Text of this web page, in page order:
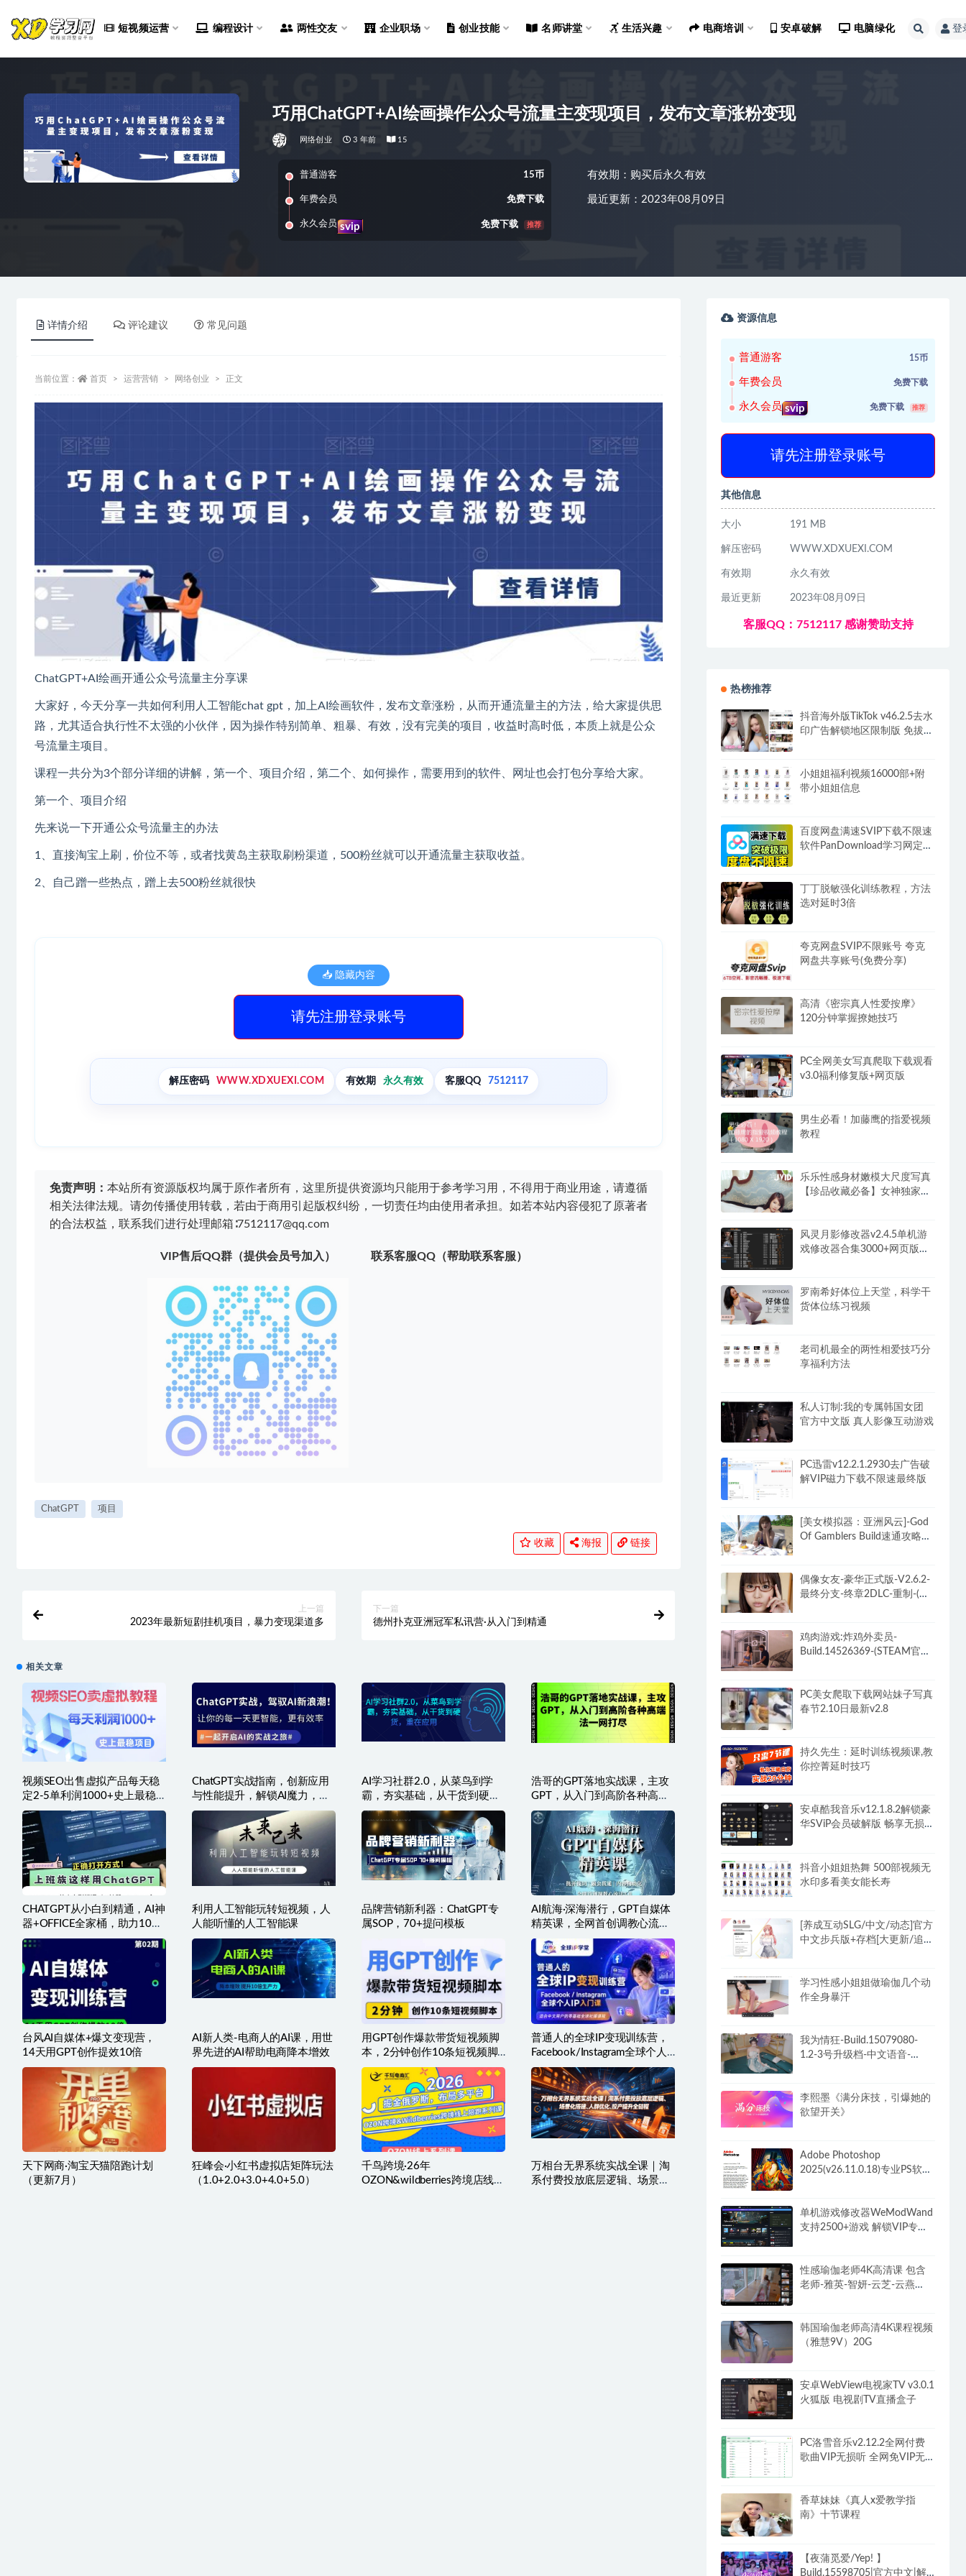
短视频运营 编程设计 两性交友 企业职场 创业技能 名师讲堂 生活兴趣 电商培训 安卓破解 电脑绿化 登
巧用ChatGPT+AI绘画操作公众号流量主变现项目，发布文章涨粉变现
网络创业 3 年前 15
普通游客 15币
年费会员 免费下载
永久会员 svip 免费下载 推荐
有效期：购买后永久有效
最近更新：2023年08月09日
详情介绍 评论建议 常见问题
当前位置： 首页 运营营销 网络创业 正文
ChatGPT+AI绘画开通公众号流量主分享课
大家好，今天分享一共如何利用人工智能chat gpt，加上AI绘画软件，发布文章涨粉，从而开通流量主的方法，给大家提供思
路，尤其适合执行性不太强的小伙伴，因为操作特别简单、粗暴、有效，没有完美的项目，收益时高时低，本质上就是公众
号流量主项目。
课程一共分为3个部分详细的讲解，第一个、项目介绍，第二个、如何操作，需要用到的软件、网址也会打包分享给大家。
第一个、项目介绍
先来说一下开通公众号流量主的办法
1、直接淘宝上刷，价位不等，或者找黄岛主获取刷粉渠道，500粉丝就可以开通流量主获取收益。
2、自己蹭一些热点，蹭上去500粉丝就很快
📥 隐藏内容
请先注册登录账号
解压密码 WWW.XDXUEXI.COM 有效期 永久有效 客服QQ 7512117
免责声明： 本站所有资源版权均属于原作者所有，这里所提供资源均只能用于参考学习用，不得用于商业用途，请遵循
相关法律法规。请勿传播使用转载，若由于商用引起版权纠纷，一切责任均由使用者承担。如若本站内容侵犯了原著者
的合法权益，联系我们进行处理邮箱∶7512117@qq.com
VIP售后QQ群（提供会员号加入） 联系客服QQ（帮助联系客服）
ChatGPT 项目
收藏 海报 链接
上一篇
2023年最新短剧挂机项目，暴力变现渠道多
下一篇
德州扑克亚洲冠军私讯营·从入门到精通
相关文章
视频SEO出售虚拟产品每天稳
定2-5单利润1000+史上最稳
定私域变现项目
ChatGPT实战指南，创新应用
与性能提升，解锁AI魔力，启
程智能未来
AI学习社群2.0，从菜鸟到学
霸，夯实基础，从干货到硬
货，重在应用
浩哥的GPT落地实战课，主攻
GPT，从入门到高阶各种高端
法一网打尽
CHATGPT从小白到精通，AI神
器+OFFICE全家桶，助力10倍
提升工作效率
利用人工智能玩转短视频，人
人能听懂的人工智能课
品牌营销新利器：ChatGPT专
属SOP，70+提问模板
AI航海·深海潜行，GPT自媒体
精英课，全网首创调教心流法
3.0
台风AI自媒体+爆文变现营，
14天用GPT创作提效10倍
AI新人类-电商人的AI课，用世
界先进的AI帮助电商降本增效
用GPT创作爆款带货短视频脚
本，2分钟创作10条短视频脚
本
普通人的全球IP变现训练营，
Facebook/Instagram全球个人
IP入门课，零基础全球社媒课
程
天下网商·淘宝天猫陪跑计划
（更新7月）
狂峰会·小红书虚拟店矩阵玩法
（1.0+2.0+3.0+4.0+5.0）
千鸟跨境·26年
OZON&wildberries跨境店线上
万相台无界系统实战全课｜淘
系付费投放底层逻辑、场景化
资源信息
普通游客 15币
年费会员 免费下载
永久会员 svip 免费下载 推荐
请先注册登录账号
其他信息
大小 191 MB
解压密码 WWW.XDXUEXI.COM
有效期 永久有效
最近更新 2023年08月09日
客服QQ：7512117 感谢赞助支持
热榜推荐
抖音海外版TikTok v46.2.5去水
印广告解锁地区限制版 免拔卡
小姐姐福利视频16000部+附
带小姐姐信息
百度网盘满速SVIP下载不限速
软件PanDownload学习网定制
丁丁脱敏强化训练教程，方法
选对延时3倍
夸克网盘SVIP不限账号 夸克
网盘共享账号(免费分享)
高清《密宗真人性爱按摩》
120分钟掌握撩她技巧
PC全网美女写真爬取下载观看
v3.0福利修复版+网页版
男生必看！加藤鹰的指爱视频
教程
乐乐性感身材嫩模大尺度写真
【珍品收藏必备】女神独家超
风灵月影修改器v2.4.5单机游
戏修改器合集3000+网页版永
罗南希好体位上天堂，科学干
货体位练习视频
老司机最全的两性相爱技巧分
享福利方法
私人订制:我的专属韩国女团
官方中文版 真人影像互动游戏
PC迅雷v12.2.1.2930去广告破
解VIP磁力下载不限速最终版
[美女模拟器：亚洲风云]-God
Of Gamblers Build速通攻略
偶像女友-豪华正式版-V2.6.2-
最终分支-终章2DLC-重制-(官
鸡肉游戏:炸鸡外卖员-
Build.14526369-(STEAM官中
PC美女爬取下载网站妹子写真
春节2.10日最新v2.8
持久先生：延时训练视频课,教
你控菁延时技巧
安卓酷我音乐v12.1.8.2解锁豪
华SViP会员破解版 畅享无损音
抖音小姐姐热舞 500部视频无
水印多看美女能长寿
[养成互动SLG/中文/动态]官方
中文步兵版+存档[大更新/追加
学习性感小姐姐做瑜伽几个动
作全身暴汗
我为情狂-Build.15079080-
1.2-3号升级档-中文语音-
李熙墨《满分床技，引爆她的
欲望开关》
Adobe Photoshop
2025(v26.11.0.18)专业PS软件
单机游戏修改器WeModWand
支持2500+游戏 解锁VIP专业
性感瑜伽老师4K高清课 包含
老师-雅英-智妍-云芝-云燕
韩国瑜伽老师高清4K课程视频
（雅慧9V）20G
安卓WebView电视家TV v3.0.1
火狐版 电视剧TV直播盒子
PC洛雪音乐v2.12.2全网付费
歌曲VIP无损听 全网免VIP无
香草妹妹《真人x爱教学指
南》十节课程
【夜蒲觅爱/Yep! 】
Build.15598705|官方中文|解